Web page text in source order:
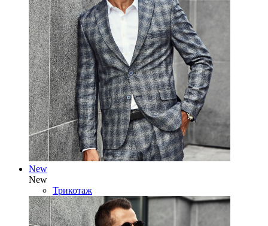
New
New
Трикотаж